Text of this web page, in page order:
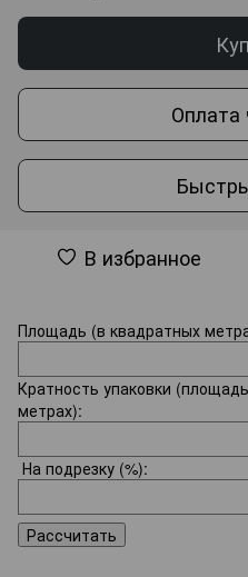
Оплата
В избранное
Площадь (в квадратных
Кратность упаковки
метрах):
На подрезку (%):
Рассчитать